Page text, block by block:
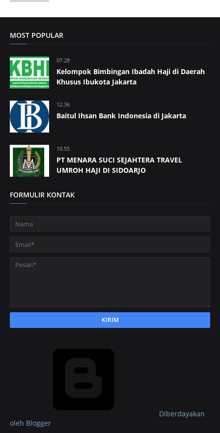
MOST POPULAR
07.28
Kelompok Bimbingan Ibadah Haji di Daerah
Khusus Ibukota Jakarta
12.36
Baitul Ihsan Bank Indonesia di Jakarta
10.55
PT MENARA SUCI SEJAHTERA TRAVEL
UMROH HAJI DI SIDOARJO
FORMULIR KONTAK
Diberdayakan
oleh Blogger